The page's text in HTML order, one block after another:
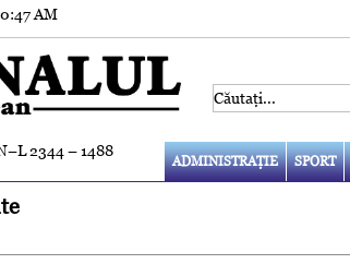
AM
2344 – 1488
ADMINISTRAŢIE SPORT